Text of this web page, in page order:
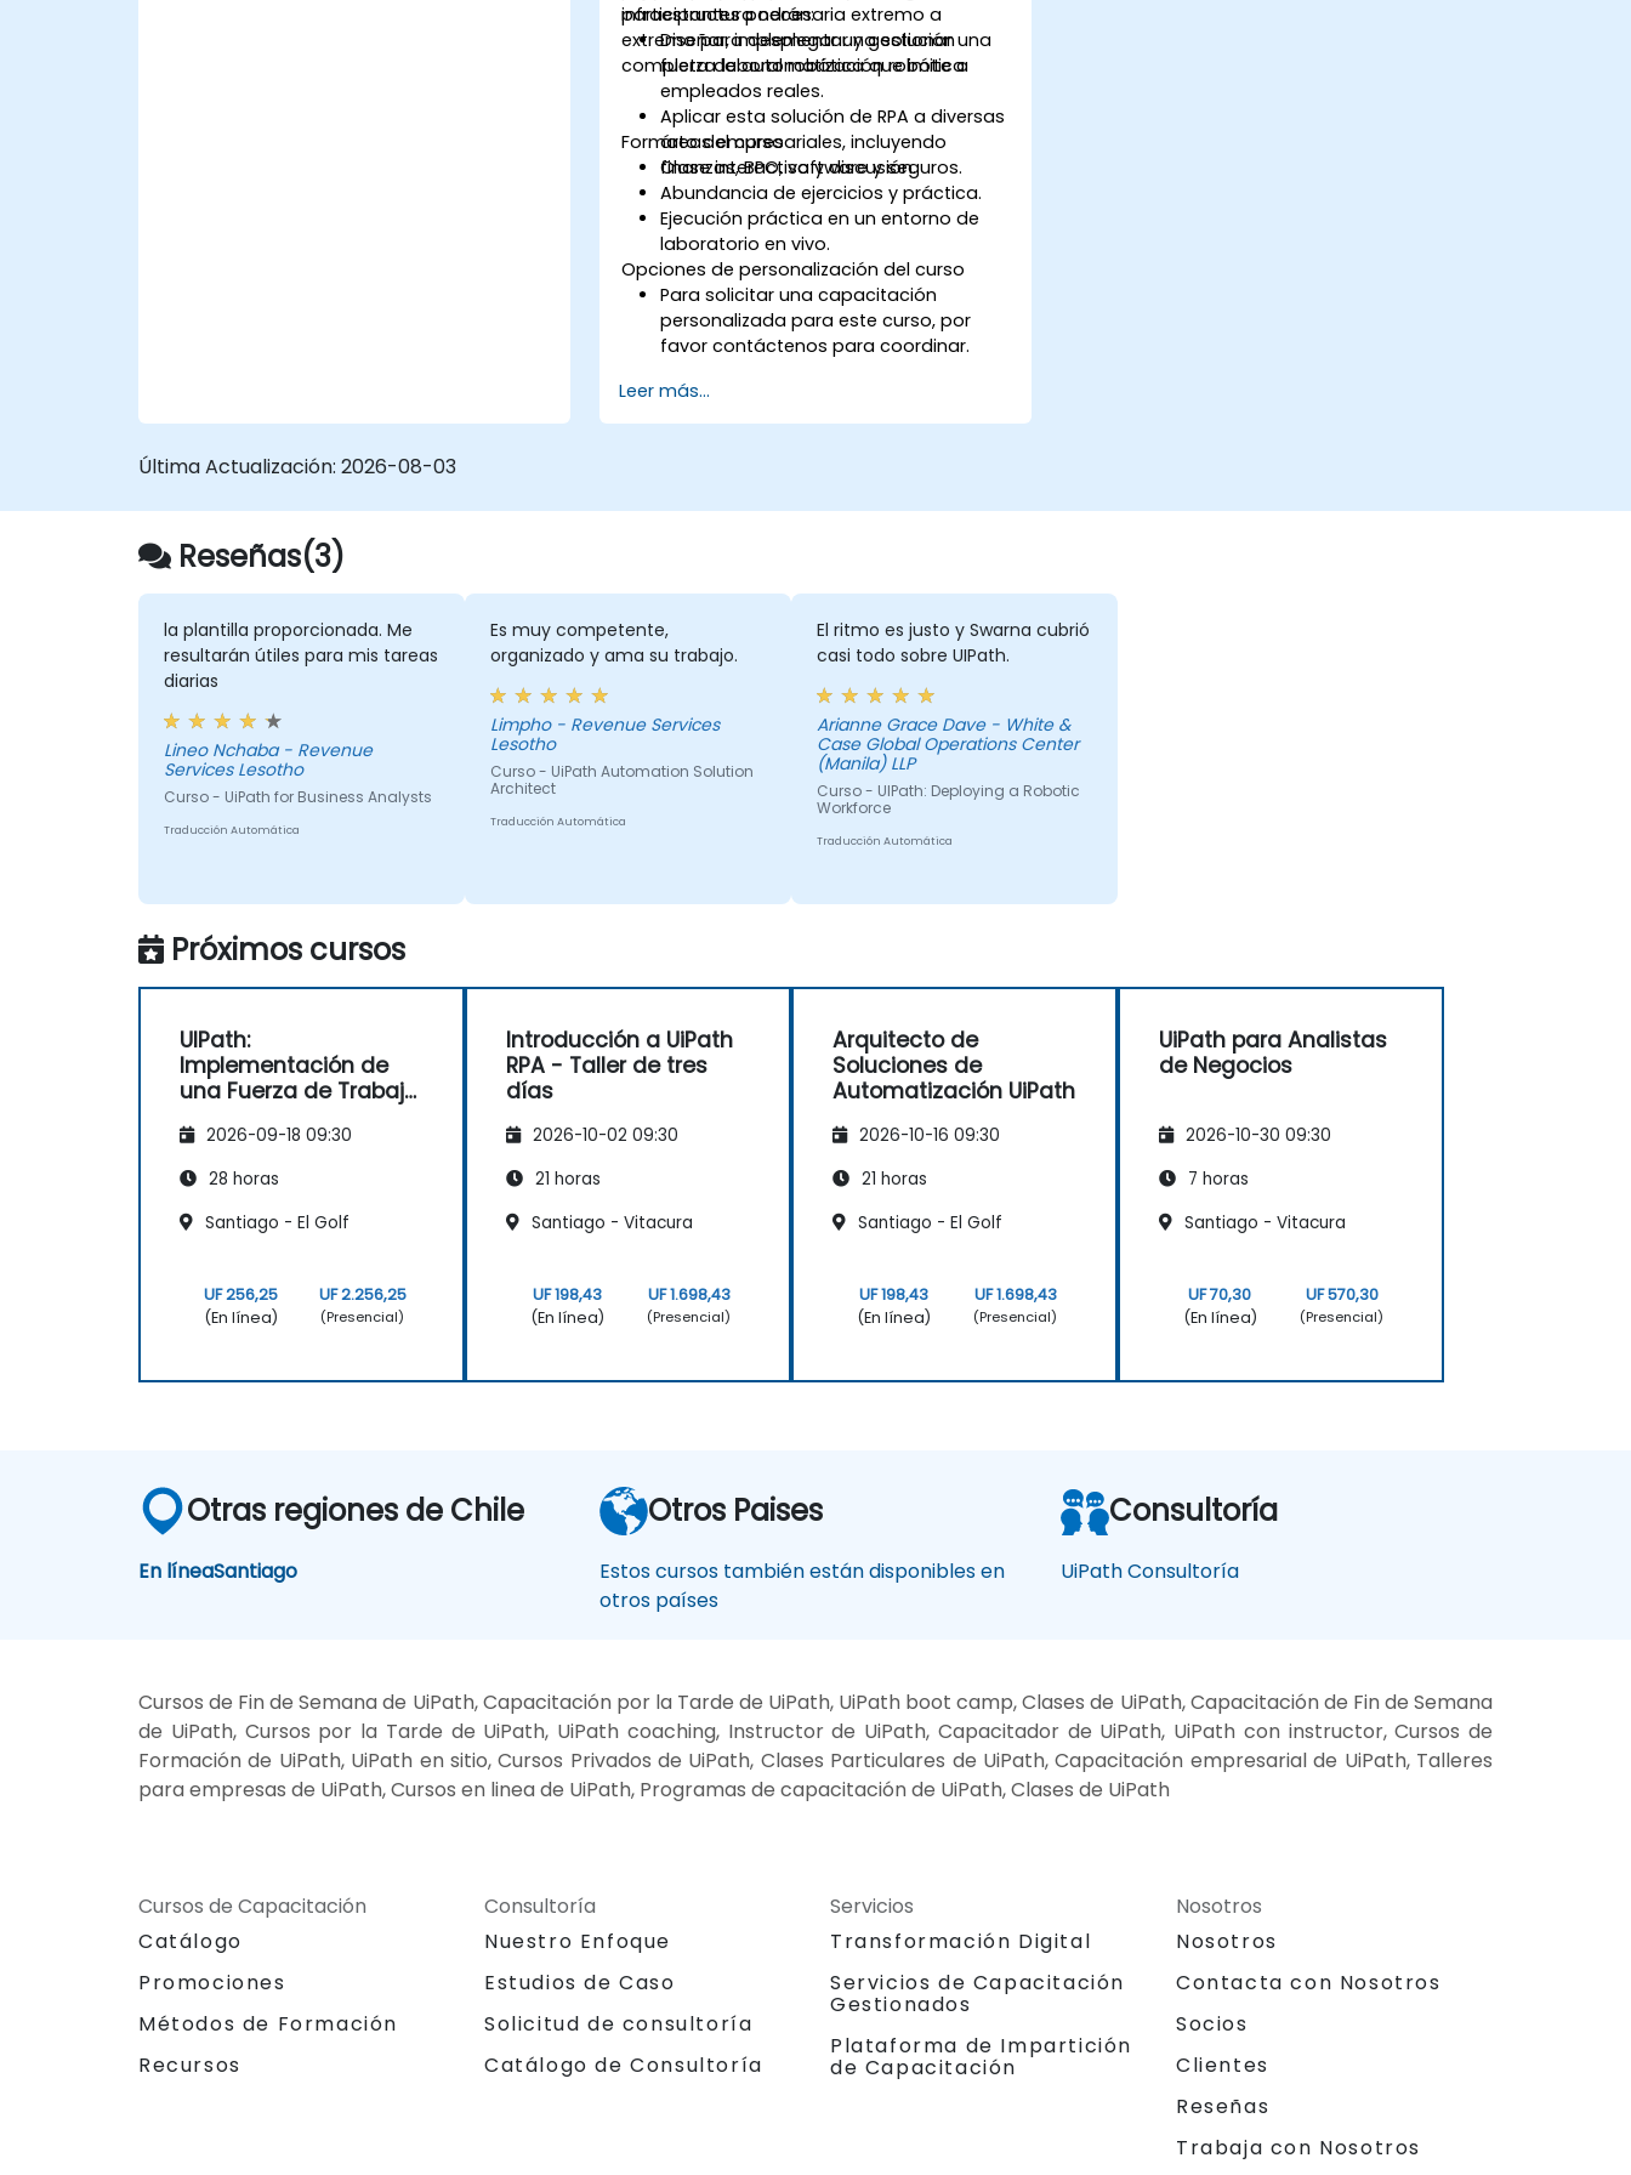
infraestructura necesaria extremo a
extremo para desplegar una solución
completa de automatización robótica.
participantes podrán:
Diseñar, implementar y gestionar una
fuerza laboral robótica que imite a
empleados reales.
Aplicar esta solución de RPA a diversas
áreas empresariales, incluyendo
finanzas, BPO, software y seguros.
Formato del curso
Clase interactiva y discusión.
Abundancia de ejercicios y práctica.
Ejecución práctica en un entorno de
laboratorio en vivo.
Opciones de personalización del curso
Para solicitar una capacitación
personalizada para este curso, por
favor contáctenos para coordinar.
Leer más...
Última Actualización: 2026-08-03
Reseñas(3)
la plantilla proporcionada. Me
resultarán útiles para mis tareas
diarias
Lineo Nchaba - Revenue
Services Lesotho
Curso - UiPath for Business Analysts
Traducción Automática
Es muy competente,
organizado y ama su trabajo.
Limpho - Revenue Services
Lesotho
Curso - UiPath Automation Solution
Architect
Traducción Automática
El ritmo es justo y Swarna cubrió
casi todo sobre UIPath.
Arianne Grace Dave - White &
Case Global Operations Center
(Manila) LLP
Curso - UIPath: Deploying a Robotic
Workforce
Traducción Automática
Próximos cursos
UIPath:
Implementación de
una Fuerza de Trabajo
2026-09-18 09:30
28 horas
Santiago - El Golf
UF 256,25
(En línea)
UF 2.256,25
(Presencial)
Introducción a UiPath
RPA - Taller de tres
días
2026-10-02 09:30
21 horas
Santiago - Vitacura
UF 198,43
(En línea)
UF 1.698,43
(Presencial)
Arquitecto de
Soluciones de
Automatización UiPath
2026-10-16 09:30
21 horas
Santiago - El Golf
UF 198,43
(En línea)
UF 1.698,43
(Presencial)
UiPath para Analistas
de Negocios
2026-10-30 09:30
7 horas
Santiago - Vitacura
UF 70,30
(En línea)
UF 570,30
(Presencial)
Otras regiones de Chile
En líneaSantiago
Otros Paises
Estos cursos también están disponibles en
otros países
Consultoría
UiPath Consultoría
Cursos de Fin de Semana de UiPath, Capacitación por la Tarde de UiPath, UiPath boot camp, Clases de UiPath, Capacitación de Fin de Semana
de UiPath, Cursos por la Tarde de UiPath, UiPath coaching, Instructor de UiPath, Capacitador de UiPath, UiPath con instructor, Cursos de
Formación de UiPath, UiPath en sitio, Cursos Privados de UiPath, Clases Particulares de UiPath, Capacitación empresarial de UiPath, Talleres
para empresas de UiPath, Cursos en linea de UiPath, Programas de capacitación de UiPath, Clases de UiPath
Cursos de Capacitación
Catálogo
Promociones
Métodos de Formación
Recursos
Consultoría
Nuestro Enfoque
Estudios de Caso
Solicitud de consultoría
Catálogo de Consultoría
Servicios
Transformación Digital
Servicios de Capacitación
Gestionados
Plataforma de Impartición
de Capacitación
Nosotros
Nosotros
Contacta con Nosotros
Socios
Clientes
Reseñas
Trabaja con Nosotros